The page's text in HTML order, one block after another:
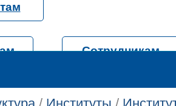
Сотрудникам